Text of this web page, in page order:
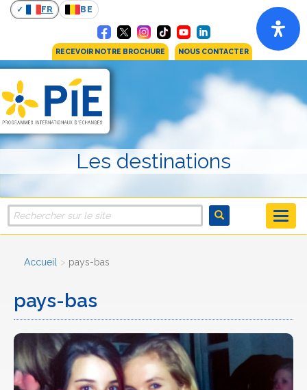
FR BE
RECEVOIR NOTRE BROCHURE NOUS CONTACTER
Les destinations
Accueil pays-bas
pays-bas